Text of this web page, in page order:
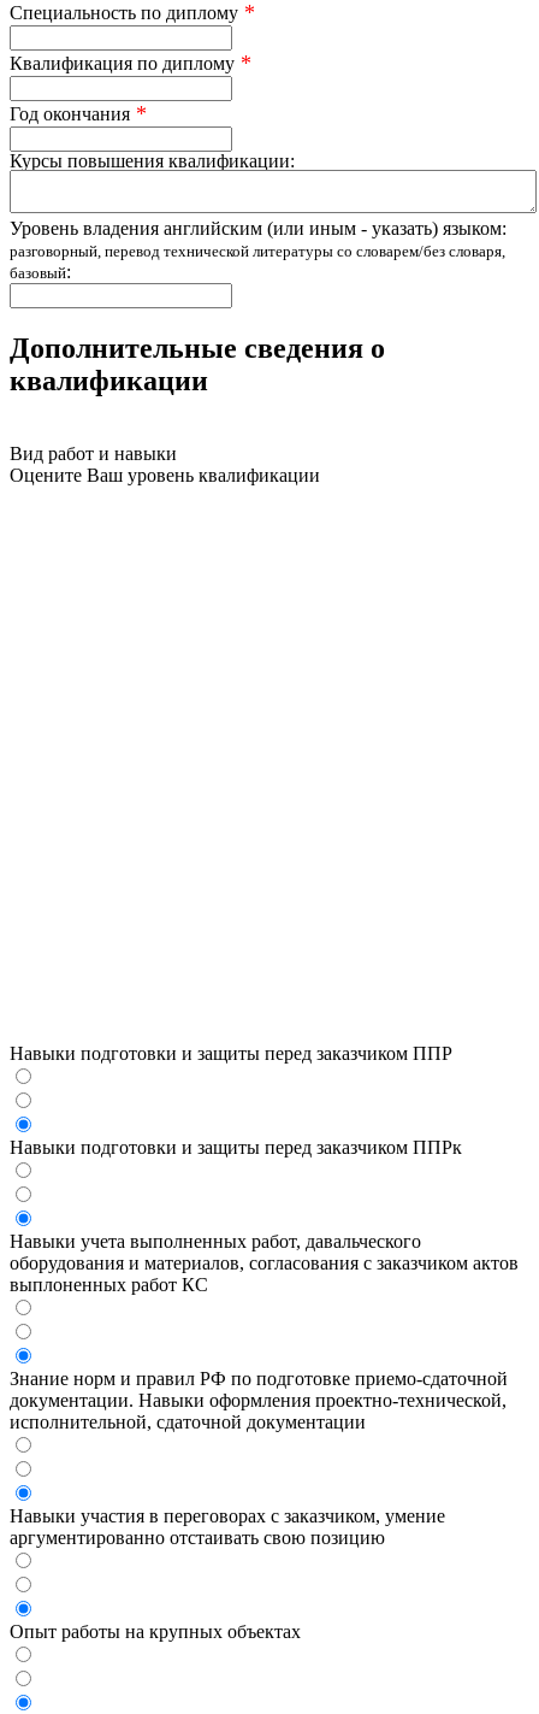
Специальноcть по диплому *
Квалификация по диплому *
Год окончания *
Курсы повышения квалификации:
Уровень владения английским (или иным - указать) языком:
разговорный, перевод технической литературы со словарем/без словаря,
базовый:
Дополнительные сведения о
квалификации
Вид работ и навыки
Оцените Ваш уровень квалификации
Нет опыта
Навыки подготовки и защиты перед заказчиком ППР
Навыки подготовки и защиты перед заказчиком ППРк
Навыки учета выполненных работ, давальческого
оборудования и материалов, согласования с заказчиком актов
выплоненных работ КС
Знание норм и правил РФ по подготовке приемо-сдаточной
документации. Навыки оформления проектно-технической,
исполнительной, сдаточной документации
Навыки участия в переговорах с заказчиком, умение
аргументированно отстаивать свою позицию
Опыт работы на крупных объектах